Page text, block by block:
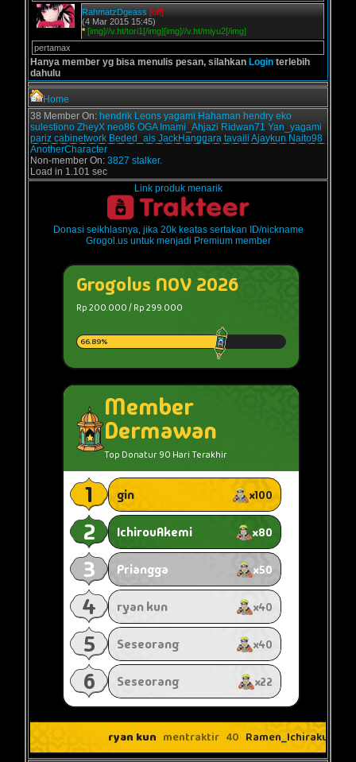
RahmatzDgeass [off]
(4 Mar 2015 15:45)
* [img]//v.ht/tori1[/img][img]//v.ht/miyu2[/img]
pertamax
Hanya member yg bisa menulis pesan, silahkan Login terlebih
dahulu
Home
38 Member On: hendrik Leons yagami Hahaman hendry eko
sulestiono ZheyX neo86 OGA Imami_Ahjazi Ridwan71 Yan_yagami
pariz cabinetwork Beded_ais JackHanggara tavaili Ajaykun Naito98
AnotherCharacter
Non-member On: 3827 stalker.
Load in 1.101 sec
Link produk menarik
Donasi seikhlasnya, jika 20k keatas sertakan ID/nickname
Grogol.us untuk menjadi Premium member